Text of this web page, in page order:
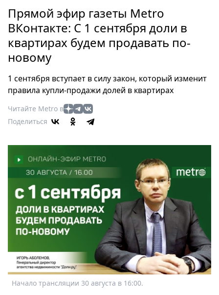
Россия
Мир
Здоровье
Еда
Туризм
Мода
Театр
Кино
Афиша
Пресс-
релизы
О
Metro
Стримы
Спецпроекты
Выборы
2026
Скачай
Metro
Прямой эфир газеты Metro
ВКонтакте: С 1 сентября доли в
квартирах будем продавать по-
новому
1 сентября вступает в силу закон, который изменит
правила купли-продажи долей в квартирах
Читайте Metro в
Поделиться
Начало трансляции 30 августа в 16:00.